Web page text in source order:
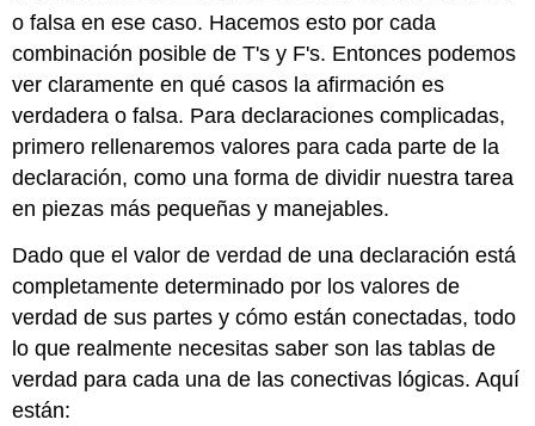
o falsa en ese caso. Hacemos esto por cada
combinación posible de T's y F's. Entonces podemos
ver claramente en qué casos la afirmación es
verdadera o falsa. Para declaraciones complicadas,
primero rellenaremos valores para cada parte de la
declaración, como una forma de dividir nuestra tarea
en piezas más pequeñas y manejables.
Dado que el valor de verdad de una declaración está
completamente determinado por los valores de
verdad de sus partes y cómo están conectadas, todo
lo que realmente necesitas saber son las tablas de
verdad para cada una de las conectivas lógicas. Aquí
están: